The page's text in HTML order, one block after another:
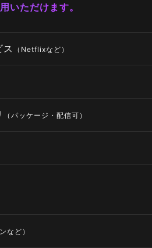
いただけます。
（Netflixなど）
（パッケージ・配信可）
など）